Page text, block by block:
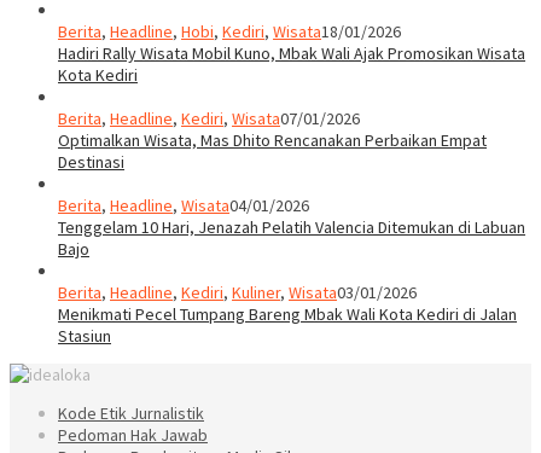
Berita, Headline, Hobi, Kediri, Wisata18/01/2026
Hadiri Rally Wisata Mobil Kuno, Mbak Wali Ajak Promosikan Wisata
Kota Kediri
Berita, Headline, Kediri, Wisata07/01/2026
Optimalkan Wisata, Mas Dhito Rencanakan Perbaikan Empat
Destinasi
Berita, Headline, Wisata04/01/2026
Tenggelam 10 Hari, Jenazah Pelatih Valencia Ditemukan di Labuan
Bajo
Berita, Headline, Kediri, Kuliner, Wisata03/01/2026
Menikmati Pecel Tumpang Bareng Mbak Wali Kota Kediri di Jalan
Stasiun
Kode Etik Jurnalistik
Pedoman Hak Jawab